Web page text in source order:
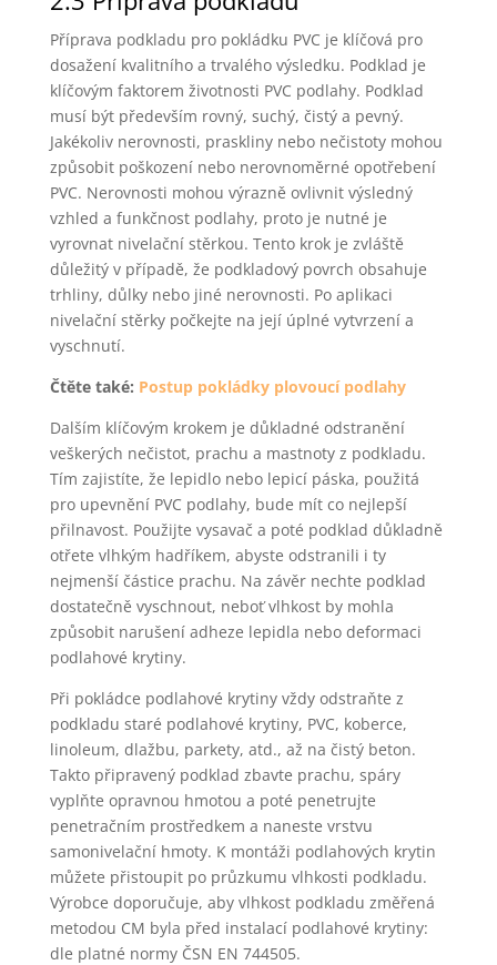
Příprava podkladu pro pokládku PVC je klíčová pro
dosažení kvalitního a trvalého výsledku. Podklad je
klíčovým faktorem životnosti PVC podlahy. Podklad
musí být především rovný, suchý, čistý a pevný.
Jakékoliv nerovnosti, praskliny nebo nečistoty mohou
způsobit poškození nebo nerovnoměrné opotřebení
PVC. Nerovnosti mohou výrazně ovlivnit výsledný
vzhled a funkčnost podlahy, proto je nutné je
vyrovnat nivelační stěrkou. Tento krok je zvláště
důležitý v případě, že podkladový povrch obsahuje
trhliny, důlky nebo jiné nerovnosti. Po aplikaci
nivelační stěrky počkejte na její úplné vytvrzení a
vyschnutí.
Čtěte také: Postup pokládky plovoucí podlahy
Dalším klíčovým krokem je důkladné odstranění
veškerých nečistot, prachu a mastnoty z podkladu.
Tím zajistíte, že lepidlo nebo lepicí páska, použitá
pro upevnění PVC podlahy, bude mít co nejlepší
přilnavost. Použijte vysavač a poté podklad důkladně
otřete vlhkým hadříkem, abyste odstranili i ty
nejmenší částice prachu. Na závěr nechte podklad
dostatečně vyschnout, neboť vlhkost by mohla
způsobit narušení adheze lepidla nebo deformaci
podlahové krytiny.
Při pokládce podlahové krytiny vždy odstraňte z
podkladu staré podlahové krytiny, PVC, koberce,
linoleum, dlažbu, parkety, atd., až na čistý beton.
Takto připravený podklad zbavte prachu, spáry
vyplňte opravnou hmotou a poté penetrujte
penetračním prostředkem a naneste vrstvu
samonivelační hmoty. K montáži podlahových krytin
můžete přistoupit po průzkumu vlhkosti podkladu.
Výrobce doporučuje, aby vlhkost podkladu změřená
metodou CM byla před instalací podlahové krytiny:
dle platné normy ČSN EN 744505.